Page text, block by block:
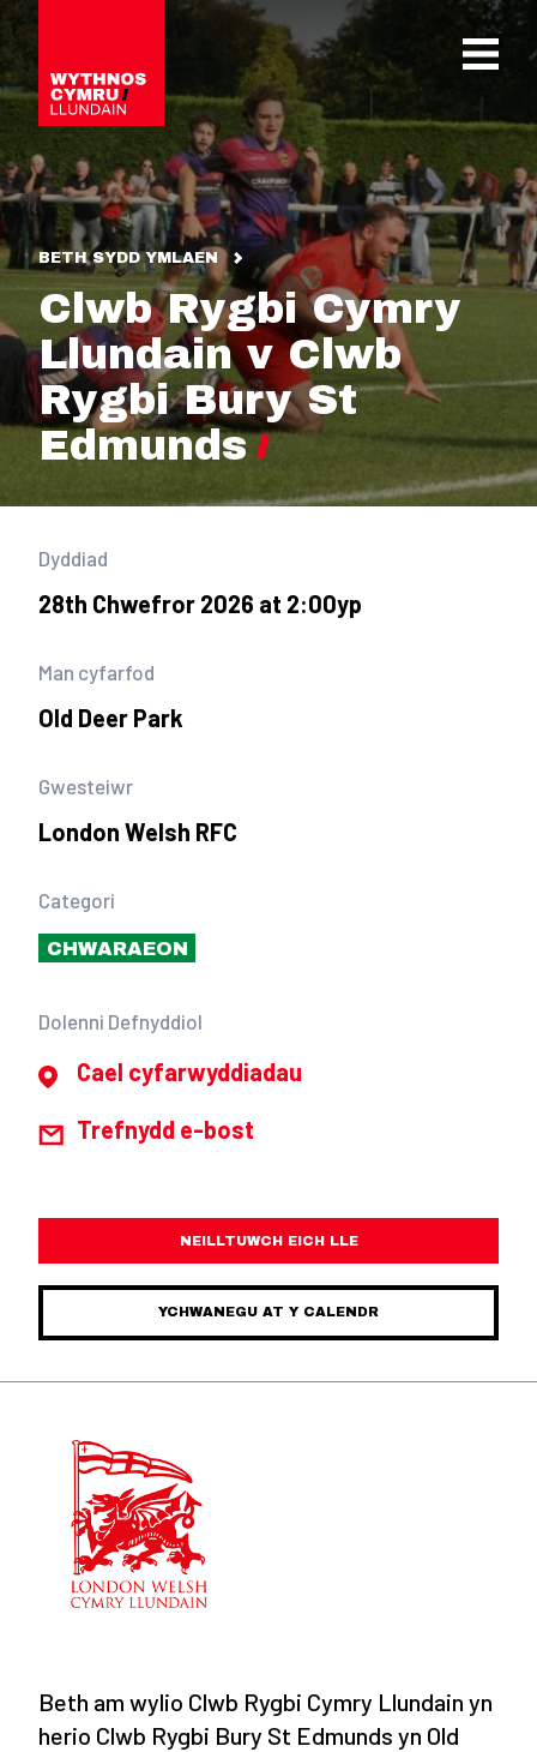
OPEN
BETH SYDD YMLAEN
Clwb Rygbi Cymry
Llundain v Clwb
Rygbi Bury St
Edmunds
Dyddiad
28th Chwefror 2026 at 2:00yp
Man cyfarfod
Old Deer Park
Gwesteiwr
London Welsh RFC
Categori
CHWARAEON
Dolenni Defnyddiol
Cael cyfarwyddiadau
Trefnydd e-bost
NEILLTUWCH EICH LLE
YCHWANEGU AT Y CALENDR
Beth am wylio Clwb Rygbi Cymry Llundain yn
herio Clwb Rygbi Bury St Edmunds yn Old